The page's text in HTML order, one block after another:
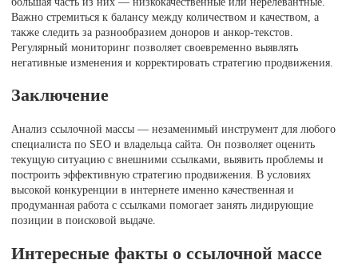
Важно стремиться к балансу между количеством и качеством, а
также следить за разнообразием доноров и анкор-текстов.
Регулярный мониторинг позволяет своевременно выявлять
негативные изменения и корректировать стратегию продвижения.
Заключение
Анализ ссылочной массы — незаменимый инструмент для любого
специалиста по SEO и владельца сайта. Он позволяет оценить
текущую ситуацию с внешними ссылками, выявить проблемы и
построить эффективную стратегию продвижения. В условиях
высокой конкуренции в интернете именно качественная и
продуманная работа с ссылками помогает занять лидирующие
позиции в поисковой выдаче.
Интересные факты о ссылочной массе